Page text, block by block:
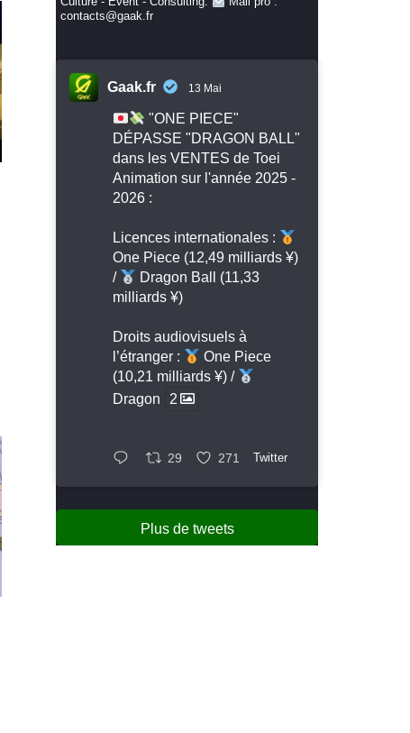
contacts@gaak.fr
Gaak.fr 13 Mai
"ONE PIECE"
DÉPASSE "DRAGON BALL"
dans les VENTES de Toei
Animation sur l'année 2025 -
2026 :
Licences internationales :
One Piece (12,49 milliards ¥)
/
Dragon Ball (11,33
milliards ¥)
Droits audiovisuels à
l’étranger :
One Piece
(10,21 milliards ¥) /
Dragon
2
29 271 Twitter
Plus de tweets